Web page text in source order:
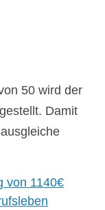
50 wird der
Damit
von 1140€